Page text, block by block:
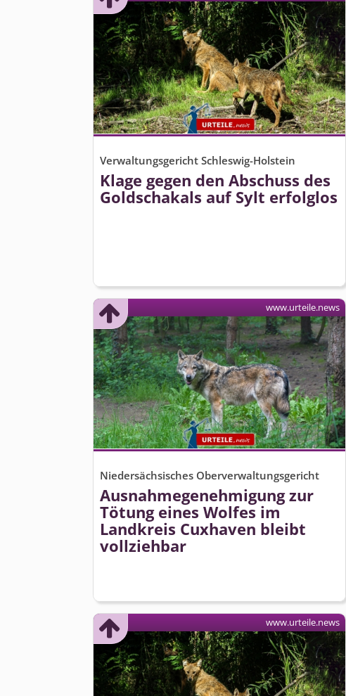
Verwaltungsgericht Schleswig-Holstein
Klage gegen den Abschuss des
Goldschakals auf Sylt erfolglos
Niedersächsisches Oberverwaltungsgericht
Ausnahmegenehmigung zur
Tötung eines Wolfes im
Landkreis Cuxhaven bleibt
vollziehbar
www.urteile.news
www.urteile.news